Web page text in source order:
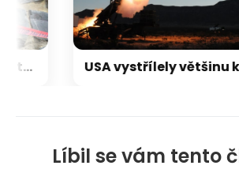
Líbil se vám tento
Rozuzlení „zapomenuté“ vraždy v Praze: DNA po 15 letech ukázala na podezřelého. Měl ubodat muže USA vystřílely většinu klíčových raket, tvrdí CNN. Trump se ostře ohradil, hrozí i vězením